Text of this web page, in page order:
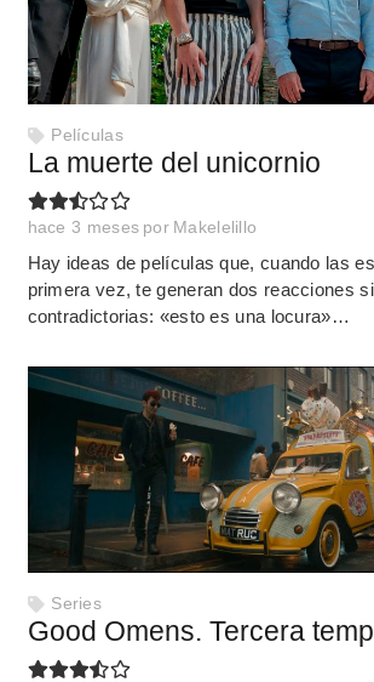
Películas
La muerte del unicornio
hace 3 meses por Makelelillo
Hay ideas de películas que, cuando las
primera vez, te generan dos reacciones
contradictorias: «esto es una locura»…
Series
Good Omens. Tercera